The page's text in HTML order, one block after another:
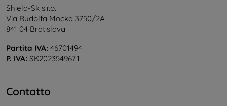
Shield-Sk s.r.o.
Via Rudolfa Mocka 3750/2A
841 04 Bratislava
Partita IVA: 46701494
P. IVA: SK2023549671
Contatto